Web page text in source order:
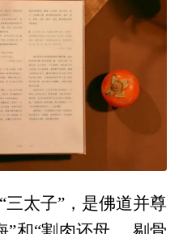
三太子”，是佛道并尊